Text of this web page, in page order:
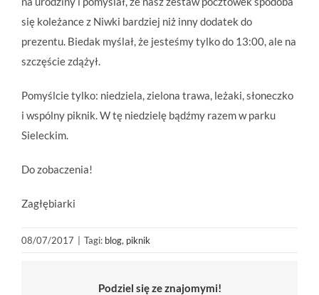
się koleżance z Niwki bardziej niż inny dodatek do
prezentu. Biedak myślał, że jesteśmy tylko do 13:00, ale na
szczęście zdążył.
Pomyślcie tylko: niedziela, zielona trawa, leżaki, słoneczko
i wspólny piknik. W tę niedzielę bądźmy razem w parku
Sieleckim.
Do zobaczenia!
Zagłębiarki
08/07/2017 Tagi: blog, piknik
Podziel się ze znajomymi!